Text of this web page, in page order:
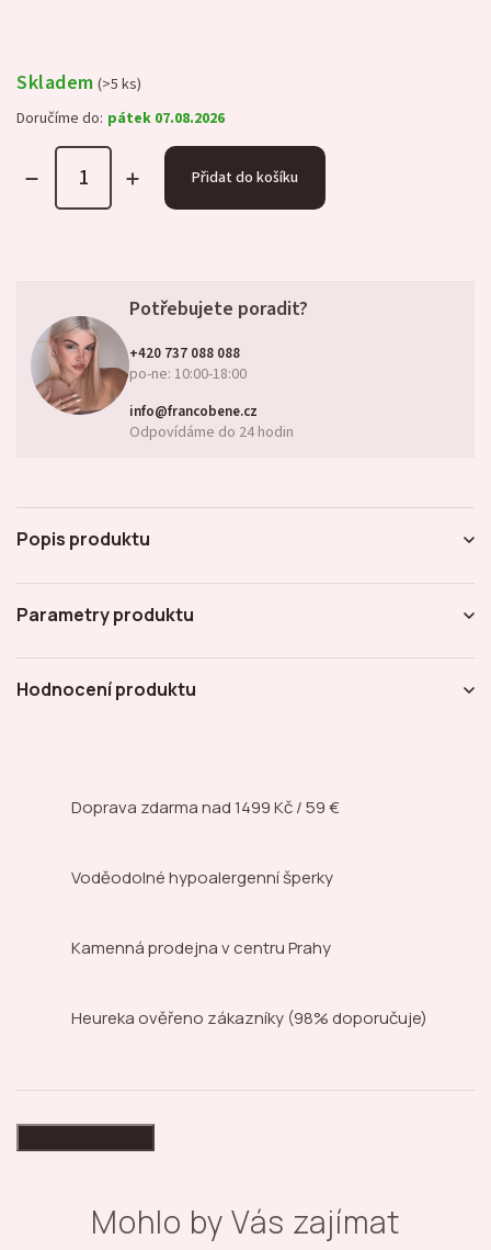
Skladem (>5 ks)
Doručíme do: pátek 07.08.2026
Přidat do košíku
Potřebujete poradit?
+420 737 088 088
po-ne: 10:00-18:00
info@francobene.cz
Odpovídáme do 24 hodin
Popis produktu
Parametry produktu
Hodnocení produktu
Doprava zdarma nad1499 Kč / 59 €
Voděodolné hypoalergenní šperky
Kamenná prodejnav centru Prahy
Heureka ověřeno zákazníky (98% doporučuje)
Mohlo by Vás zajímat